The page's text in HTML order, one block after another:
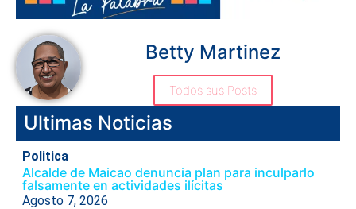
Betty Martinez
Todos sus Posts
Ultimas Noticias
Politica
Alcalde de Maicao denuncia plan para inculparlo
falsamente en actividades ilícitas
Agosto 7, 2026